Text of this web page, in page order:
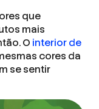
que
mais
O interior de
cores da
se sentir